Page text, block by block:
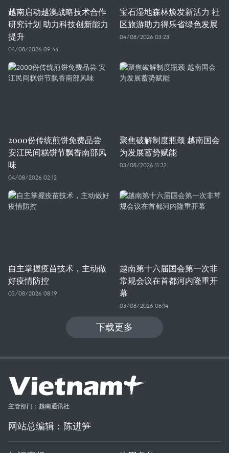
越南启动越澳战略技术合作
研究计划 助力科技创新能力
提升
04/08/2026 09:44
宝石湿地森林焕发新活力 社
区旅游助力得乐省绿色发展
04/08/2026 03:23
2000份传统煎饼免费品尝
安江民间糕饼节飘香南部风
味
04/08/2026 02:12
聚焦破解制度瓶颈 越南国会
为发展蓄势赋能
03/08/2026 11:32
自主掌握疫苗技术，主动做
好疫情防控
03/08/2026 08:19
越南第十六届国会第一次非
常规会议在首都河内隆重开
幕
03/08/2026 08:14
下载更多
主管部门：越南通讯社
网站总编辑：陈进笋